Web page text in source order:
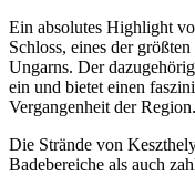
Ein absolutes Highlight
Schloss, eines der
Ungarns. Der
ein und bietet einen
Vergangenheit der Region.
Die Strände von
Badebereiche als auch